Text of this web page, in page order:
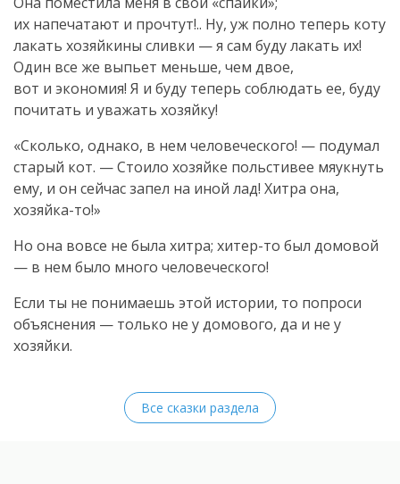
их напечатают и прочтут!.. Ну, уж полно теперь коту
лакать хозяйкины сливки — я сам буду лакать их!
Один все же выпьет меньше, чем двое,
вот и экономия! Я и буду теперь соблюдать ее, буду
почитать и уважать хозяйку!
«Сколько, однако, в нем человеческого! — подумал
старый кот. — Стоило хозяйке польстивее мяукнуть
ему, и он сейчас запел на иной лад! Хитра она,
хозяйка-то!»
Но она вовсе не была хитра; хитер-то был домовой
— в нем было много человеческого!
Если ты не понимаешь этой истории, то попроси
объяснения — только не у домового, да и не у
хозяйки.
Все сказки раздела